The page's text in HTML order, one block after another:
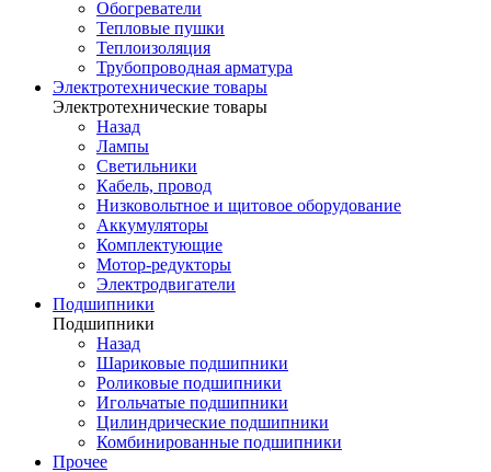
Обогреватели
Тепловые пушки
Теплоизоляция
Трубопроводная арматура
Электротехнические товары
Электротехнические товары
Назад
Лампы
Светильники
Кабель, провод
Низковольтное и щитовое оборудование
Аккумуляторы
Комплектующие
Мотор-редукторы
Электродвигатели
Подшипники
Подшипники
Назад
Шариковые подшипники
Роликовые подшипники
Игольчатые подшипники
Цилиндрические подшипники
Комбинированные подшипники
Прочее